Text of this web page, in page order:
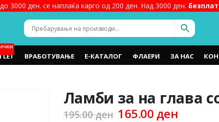
3000 ден. се наплаќа карго од 200 ден. Над 3000 ден.
ВРАБОТУВАЊЕ Е-КАТАЛОГ ФЛАЕРИ ЗА НАС
Ламби за на глава
195.00ден Original
165.00 ден